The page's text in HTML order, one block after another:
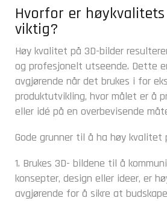
Hvorfor er
viktig?
Høy kvalitet på 3D-bilder
og profesjonelt utseende. Dette
avgjørende når det brukes i for
produktutvikling, hvor målet er å
eller idé på en overbevisende
Gode grunner til å ha høy kvalitet
1. Brukes 3D- bildene til å
konsepter, design eller ideer, er
avgjørende for å sikre at